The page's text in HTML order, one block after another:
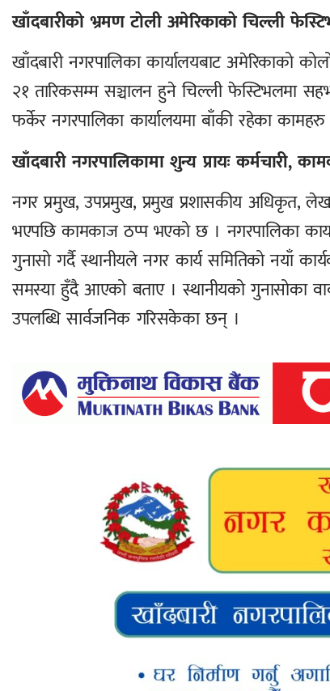
खाँदबारीको भ्रमण टोली अमेरिकाको चिल्ली
खाँदबारी नगरपालिका कार्यालयबाट अमेरिकाको
२१ तारिकसम्म सञ्चालन हुने चिल्ली फेस्टिभलमा
फर्केर नगरपालिका कार्यालयमा बाँकी रहेका
खाँदबारी नगरपालिकामा शुन्य प्रायः कर्मचारी,
नगर प्रमुख, उपप्रमुख, प्रमुख प्रशासकीय अधिकृत,
भएपछि कामकाज ठप्प भएको छ । नगरपालिका
गुनासो गर्दै स्थानीयले नगर कार्य समितिको नयाँ
समस्या हुँदै आएको बताए । स्थानीयको गुनासोका
उपलब्धि सार्वजनिक गरिसकेका छन् ।